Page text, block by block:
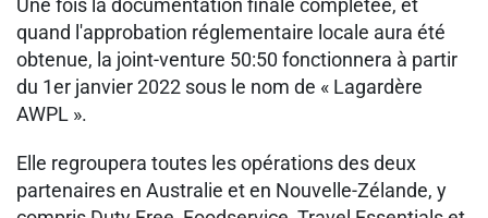
Une fois la documentation finale complétée, et
quand l'approbation réglementaire locale aura été
obtenue, la joint-venture 50:50 fonctionnera à partir
du 1er janvier 2022 sous le nom de « Lagardère
AWPL ».
Elle regroupera toutes les opérations des deux
partenaires en Australie et en Nouvelle-Zélande, y